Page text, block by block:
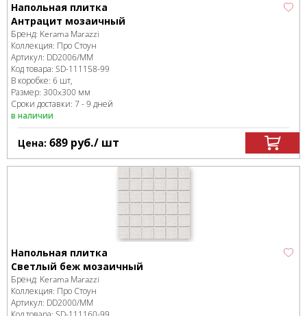
Напольная плитка
Антрацит мозаичный
Бренд: Kerama Marazzi
Коллекция: Про Стоун
Артикул: DD2006/MM
Код товара: SD-111158-99
В коробке: 6 шт,
Размер: 300x300 мм
Сроки доставки: 7 - 9 дней
в наличии
Цена: 689 руб./ шт
Напольная плитка
Светлый беж мозаичный
Бренд: Kerama Marazzi
Коллекция: Про Стоун
Артикул: DD2000/MM